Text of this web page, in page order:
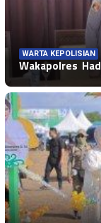
WARTA KEPOLISIAN
Wakapolres